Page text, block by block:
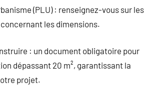
(PLU) : renseignez-vous sur les
les dimensions.
: un document obligatoire pour
dépassant 20 m², garantissant la
projet.